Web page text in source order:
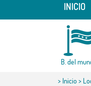
INICIO
B. del
> Inicio>